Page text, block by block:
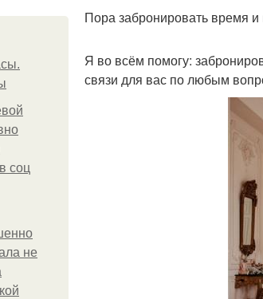
соц
не
Пора забронировать время и
Я во всём помогу:
связи для вас по любым